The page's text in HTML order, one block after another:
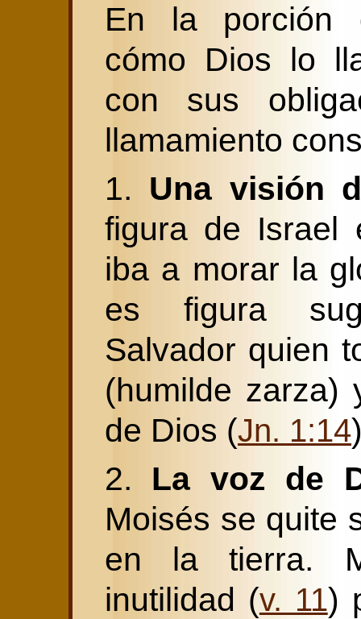
En la porción
cómo Dios lo
con sus
llamamiento
1. Una visión
figura de Israel
iba a morar la
es figura
Salvador quien
(humilde
de Dios (Jn. 1:14
2. La voz de
Moisés se quite
en la tierra.
inutilidad (v. 11)